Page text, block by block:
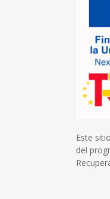
Este
del